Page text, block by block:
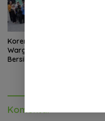
Korem 132/Tadulako dan
Warga Gotong Royong
Bersihkan Gedung Juang
Komentar